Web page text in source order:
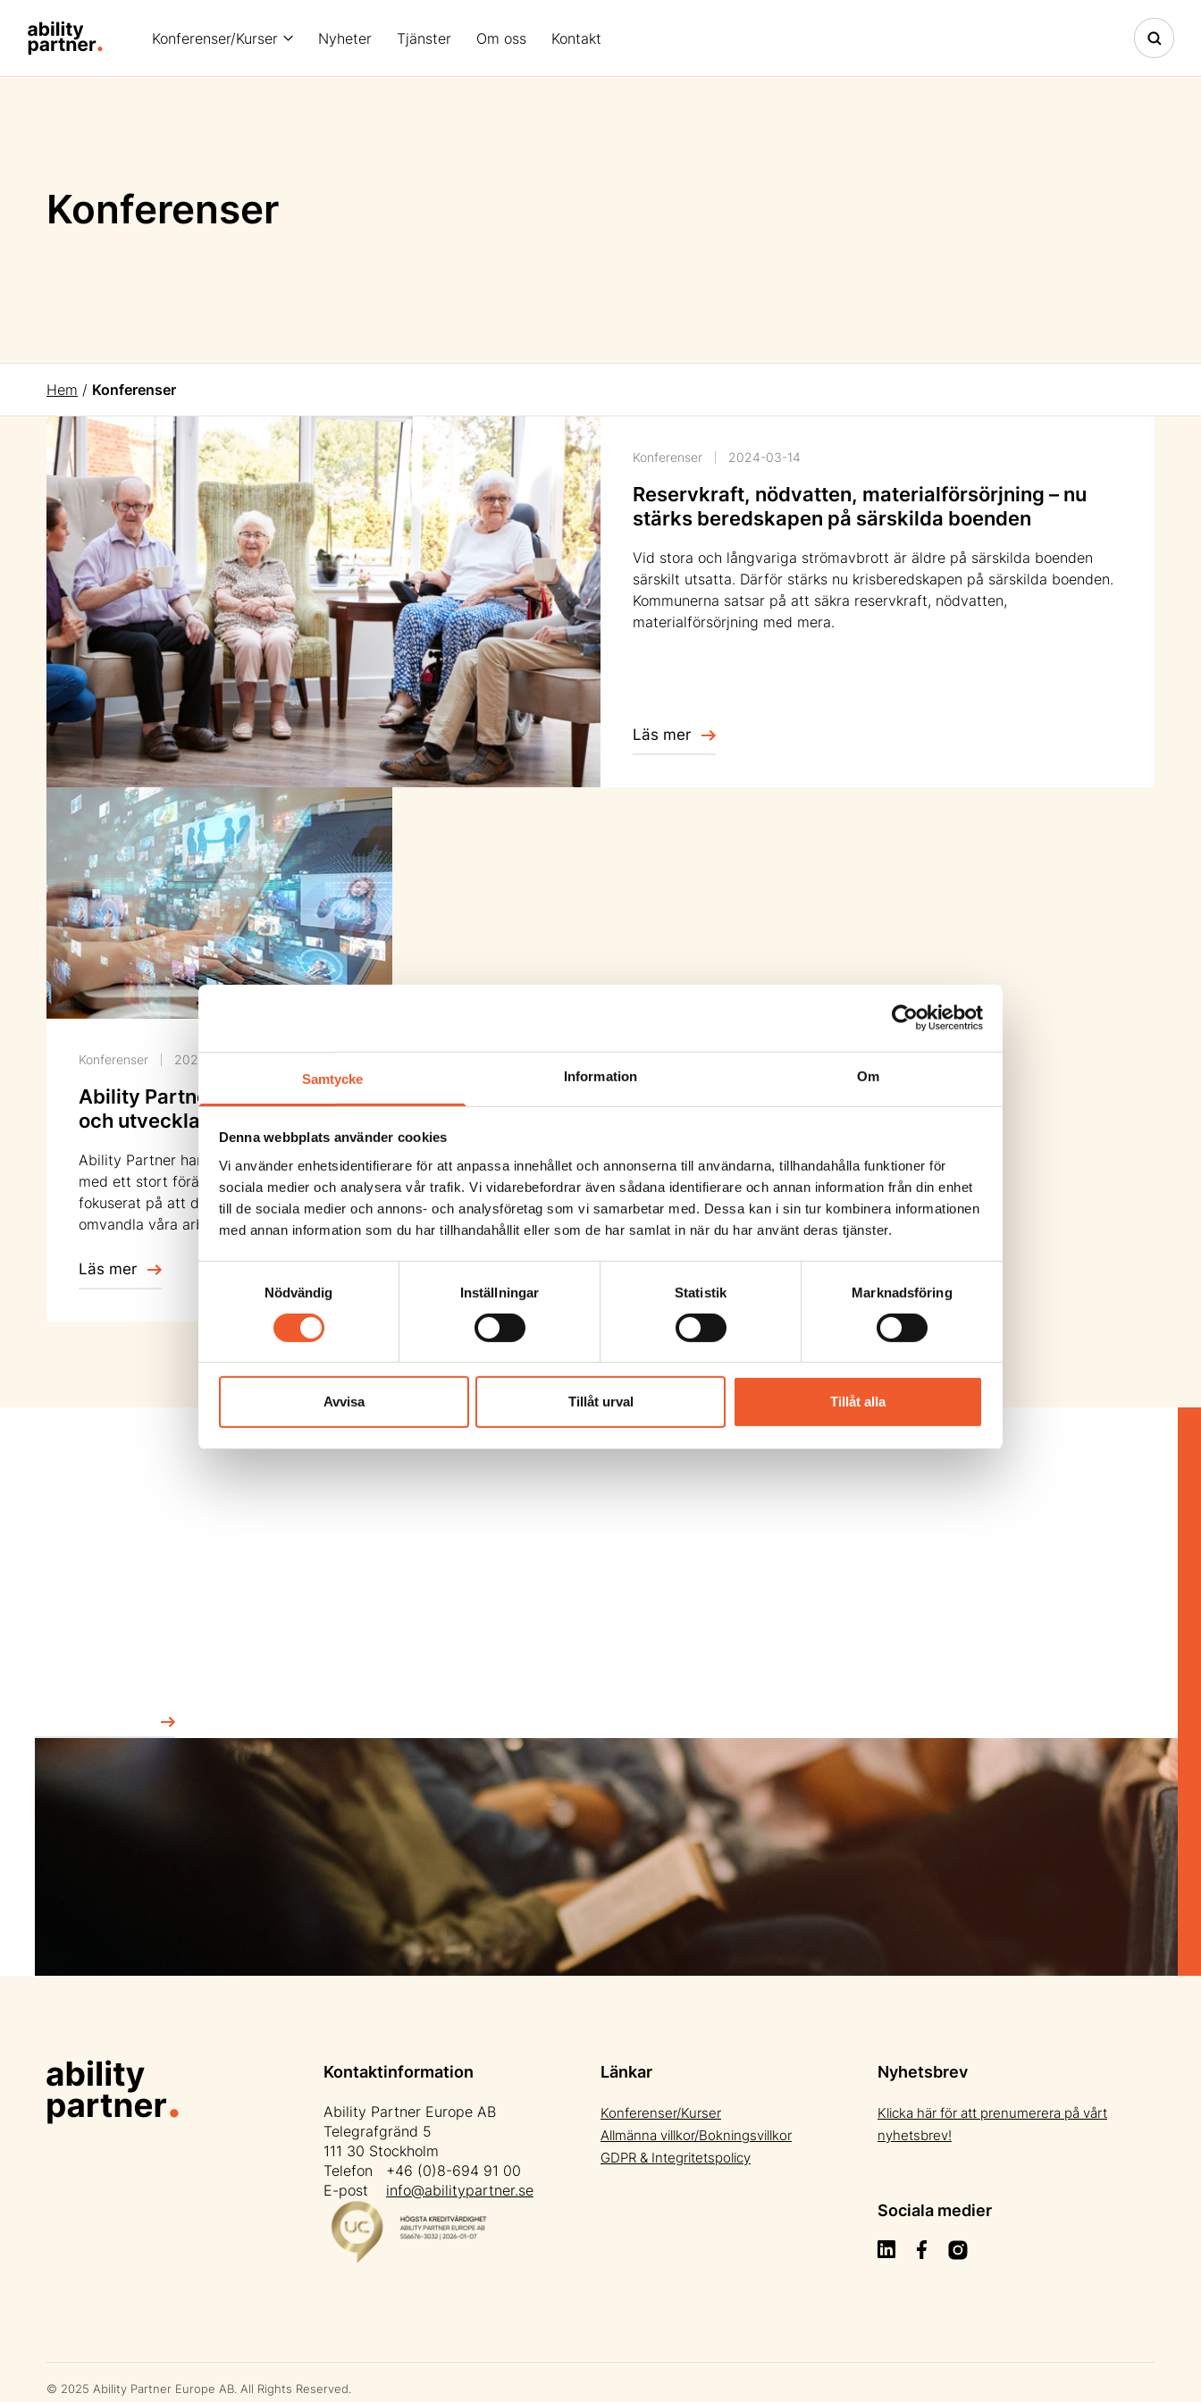
Samtycke Information Om
Denna webbplats använder cookies
Vi använder enhetsidentifierare för att anpassa innehållet och annonserna till användarna, tillhandahålla funktioner för
sociala medier och analysera vår trafik. Vi vidarebefordrar även sådana identifierare och annan information från din enhet
till de sociala medier och annons- och analysföretag som vi samarbetar med. Dessa kan i sin tur kombinera informationen
med annan information som du har tillhandahållit eller som de har samlat in när du har använt deras tjänster.
Nödvändig
Inställningar Statistik Marknadsföring
Avvisa Tillåt urval Tillåt alla
Konferenser/Kurser Nyheter Tjänster Om oss Kontakt
Konferenser
Hem / Konferenser
Konferenser 2024-03-14
Reservkraft, nödvatten, materialförsörjning – nu
stärks beredskapen på särskilda boenden
Vid stora och långvariga strömavbrott är äldre på särskilda boenden
särskilt utsatta. Därför stärks nu krisberedskapen på särskilda boenden.
Kommunerna satsar på att säkra reservkraft, nödvatten,
materialförsörjning med mera.
Läs mer
Konferenser 2023-11-02
Ability Partner digitaliserar
och utvecklar verksamheten
Ability Partner har under 2023 arbetat
med ett stort förändringsprojekt
fokuserat på att digitalisera och
omvandla våra arbetssätt.
Läs mer
Kontaktinformation
Ability Partner Europe AB
Telegrafgränd 5
111 30 Stockholm
Telefon +46 (0)8-694 91 00
E-post info@abilitypartner.se
Länkar
Konferenser/Kurser
Allmänna villkor/Bokningsvillkor
GDPR & Integritetspolicy
Nyhetsbrev
Klicka här för att prenumerera på vårt
nyhetsbrev!
Sociala medier
© 2025 Ability Partner Europe AB. All Rights Reserved.